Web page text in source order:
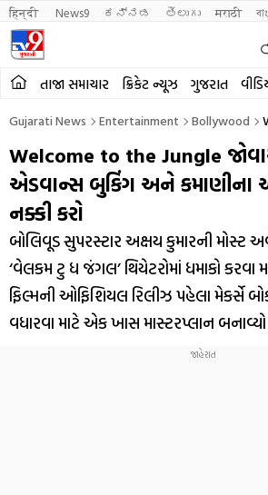
हिन्दी News9 ಕನ್ನಡ తెలుగు मराठी
તાજા સમાચાર ક્રિકેટ ન્યૂઝ ગુજરાત
Gujarati News Entertainment Bollywood
Welcome to the Jungle
એડવાન્સ બુકિંગ અને કમાણીના
નક્કી કરો
બોલિવૂડ સુપરસ્ટાર અક્ષય કુમારની મોસ્ટ
‘વેલકમ ટુ ધ જંગલ’ થિયેટરોમાં ધમાકો
ફિલ્મની ઓફિશિયલ રિલીઝ પહેલા મેકર્સે
વધારવા માટે એક ખાસ માસ્ટરપ્લાન